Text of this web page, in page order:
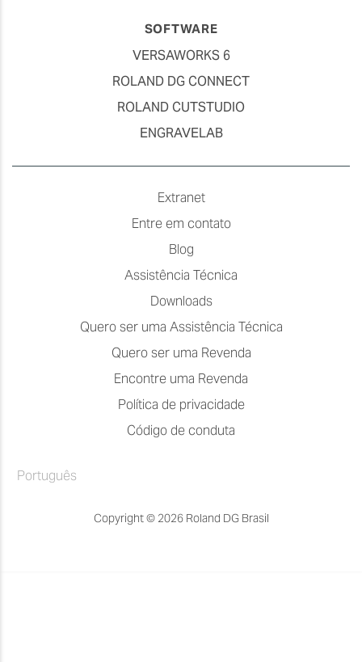
SOFTWARE
VERSAWORKS 6
ROLAND DG CONNECT
ROLAND CUTSTUDIO
ENGRAVELAB
Extranet
Entre em contato
Blog
Assistência Técnica
Downloads
Quero ser uma Assistência Técnica
Quero ser uma Revenda
Encontre uma Revenda
Política de privacidade
Código de conduta
Português
Copyright © 2026 Roland DG Brasil